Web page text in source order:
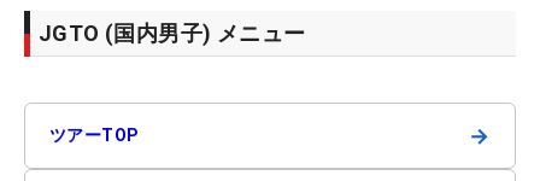
JGTO (国内男子) メニュー
ツアーTOP →